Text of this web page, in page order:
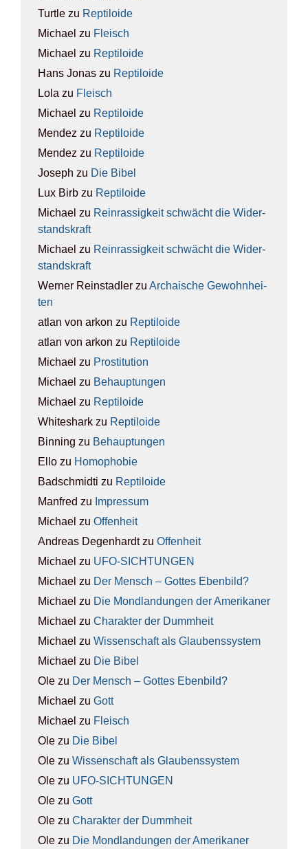
Turtle zu Rep­ti­lo­ide
Michael zu Fleisch
Michael zu Rep­ti­lo­ide
Hans Jonas zu Rep­ti­lo­ide
Lola zu Fleisch
Michael zu Rep­ti­lo­ide
Mendez zu Rep­ti­lo­ide
Mendez zu Rep­ti­lo­ide
Joseph zu Die Bibel
Lux Birb zu Rep­ti­lo­ide
Michael zu Rein­ras­sig­keit schwächt die Wider­
stands­kraft
Michael zu Rein­ras­sig­keit schwächt die Wider­
stands­kraft
Werner Reinstadler zu Archai­sche Gewohn­hei­
ten
atlan von arkon zu Rep­ti­lo­ide
atlan von arkon zu Rep­ti­lo­ide
Michael zu Pro­sti­tu­ti­on
Michael zu Behaup­tun­gen
Michael zu Rep­ti­lo­ide
Whiteshark zu Rep­ti­lo­ide
Binning zu Behaup­tun­gen
Ello zu Homo­pho­bie
Badschmidti zu Rep­ti­lo­ide
Manfred zu Impres­sum
Michael zu Offen­heit
Andreas Degenhardtzu Offen­heit
Michael zu UFO-SICH­TUN­GEN
Michael zu Der Mensch – Got­tes Eben­bild?
Michael zu Die Mond­lan­dun­gen der Ame­ri­ka­ner
Michael zu Cha­rak­ter der Dumm­heit
Michael zu Wis­sen­schaft als Glau­bens­sys­tem
Michael zu Die Bibel
Ole zu Der Mensch – Got­tes Eben­bild?
Michael zu Gott
Michael zu Fleisch
Ole zu Die Bibel
Ole zu Wis­sen­schaft als Glau­bens­sys­tem
Ole zu UFO-SICH­TUN­GEN
Ole zu Gott
Ole zu Cha­rak­ter der Dumm­heit
Ole zu Die Mond­lan­dun­gen der Ame­ri­ka­ner